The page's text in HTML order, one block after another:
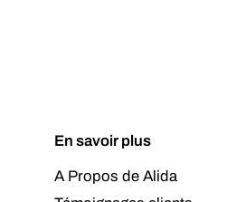
En savoir plus
A Propos de Alida